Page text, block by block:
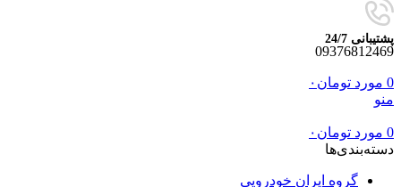
پشتیبانی 24/7
09376812469
0 مورد تومان ۰
منو
0 مورد تومان ۰
دسته‌بندی‌ها
گروه ایران خودرویی